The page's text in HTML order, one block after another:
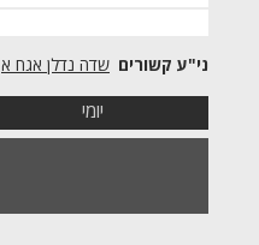
שדה נדלן אגח א
יומי